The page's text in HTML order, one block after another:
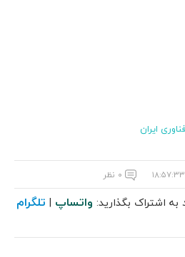
فناوری ایران
۰ نظر
اشتراک بگذارید: واتساپ | تلگرام